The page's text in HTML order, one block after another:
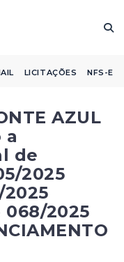
LICITAÇÕES NFS-E
AZUL
a
de
2025
2025